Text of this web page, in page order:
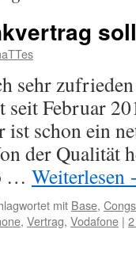
sehr
Februar
schon ein
der Qualität
… Weiterlesen
mit Base,
, Vertrag, Vodafone |